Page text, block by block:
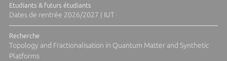
Etudiants & futurs étudiants
Dates de rentrée 2026/2027 | IUT
Recherche
Topology and Fractionalisation in Quantum Matter and Synthetic
Platforms